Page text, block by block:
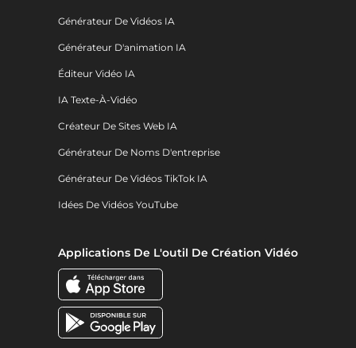
Générateur De Vidéos IA
Générateur D'animation IA
Éditeur Vidéo IA
IA Texte-À-Vidéo
Créateur De Sites Web IA
Générateur De Noms D'entreprise
Générateur De Vidéos TikTok IA
Idées De Vidéos YouTube
Applications De L'outil De Création Vidéo